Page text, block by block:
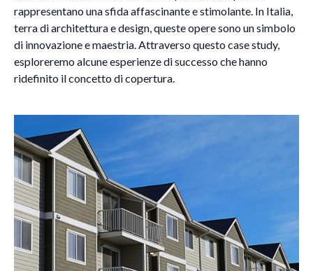
rappresentano una sfida affascinante e stimolante. In Italia,
terra di architettura e design, queste opere sono un simbolo
di innovazione e maestria. Attraverso questo case study,
esploreremo alcune esperienze di successo che hanno
ridefinito il concetto di copertura.